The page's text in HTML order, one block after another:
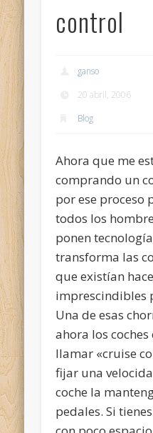
control
ganso
20 abril, 2006
Blog
Ahora que me
comprando un
por ese proceso
todos los
ponen
transforma las
que existían
imprescindibles
Una de esas
ahora los
llamar «cruise
fijar una
coche la
pedales. Si